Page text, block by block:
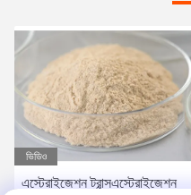
ভিডিও
এস্টেরাইজেশন ট্রান্সএস্টেরাইজেশন